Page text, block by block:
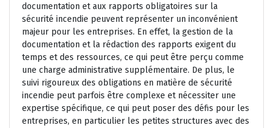
documentation et aux rapports obligatoires sur la
sécurité incendie peuvent représenter un inconvénient
majeur pour les entreprises. En effet, la gestion de la
documentation et la rédaction des rapports exigent du
temps et des ressources, ce qui peut être perçu comme
une charge administrative supplémentaire. De plus, le
suivi rigoureux des obligations en matière de sécurité
incendie peut parfois être complexe et nécessiter une
expertise spécifique, ce qui peut poser des défis pour les
entreprises, en particulier les petites structures avec des